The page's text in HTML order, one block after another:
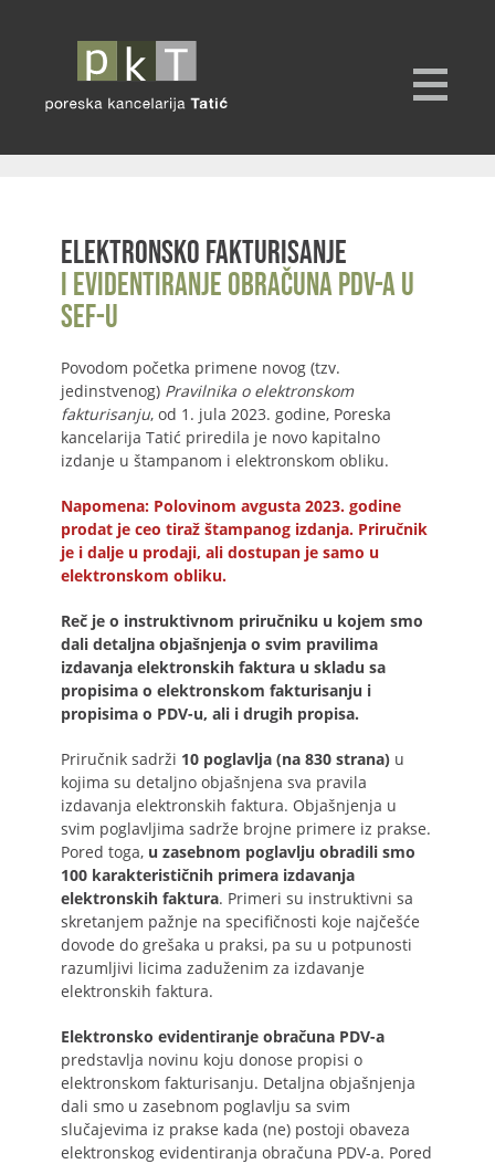
Elektronsko fakturisanje
i evidentiranje obračuna PDV-a u
SEF-u
Povodom početka primene novog (tzv.
jedinstvenog) Pravilnika o elektronskom
fakturisanju, od 1. jula 2023. godine, Poreska
kancelarija Tatić priredila je novo kapitalno
izdanje u štampanom i elektronskom obliku.
Napomena: Polovinom avgusta 2023. godine
prodat je ceo tiraž štampanog izdanja. Priručnik
je i dalje u prodaji, ali dostupan je samo u
elektronskom obliku.
Reč je o instruktivnom priručniku u kojem smo
dali detaljna objašnjenja o svim pravilima
izdavanja elektronskih faktura u skladu sa
propisima o elektronskom fakturisanju i
propisima o PDV-u, ali i drugih propisa.
Priručnik sadrži 10 poglavlja (na 830 strana) u
kojima su detaljno objašnjena sva pravila
izdavanja elektronskih faktura. Objašnjenja u
svim poglavljima sadrže brojne primere iz prakse.
Pored toga, u zasebnom poglavlju obradili smo
100 karakterističnih primera izdavanja
elektronskih faktura. Primeri su instruktivni sa
skretanjem pažnje na specifičnosti koje najčešće
dovode do grešaka u praksi, pa su u potpunosti
razumljivi licima zaduženim za izdavanje
elektronskih faktura.
Elektronsko evidentiranje obračuna PDV-a
predstavlja novinu koju donose propisi o
elektronskom fakturisanju. Detaljna objašnjenja
dali smo u zasebnom poglavlju sa svim
slučajevima iz prakse kada (ne) postoji obaveza
elektronskog evidentiranja obračuna PDV-a. Pored